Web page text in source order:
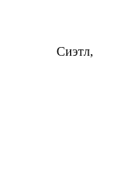
Сиэтл,